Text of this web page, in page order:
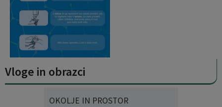
Vloge in obrazci
OKOLJE IN PROSTOR